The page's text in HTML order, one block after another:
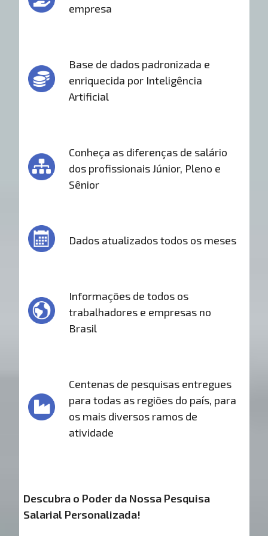
empresa
Base de dados padronizada e
enriquecida por Inteligência
Artificial
Conheça as diferenças de salário
dos profissionais Júnior, Pleno e
Sênior
Dados atualizados todos os meses
Informações de todos os
trabalhadores e empresas no
Brasil
Centenas de pesquisas entregues
para todas as regiões do país, para
os mais diversos ramos de
atividade
Descubra o Poder da Nossa Pesquisa
Salarial Personalizada!